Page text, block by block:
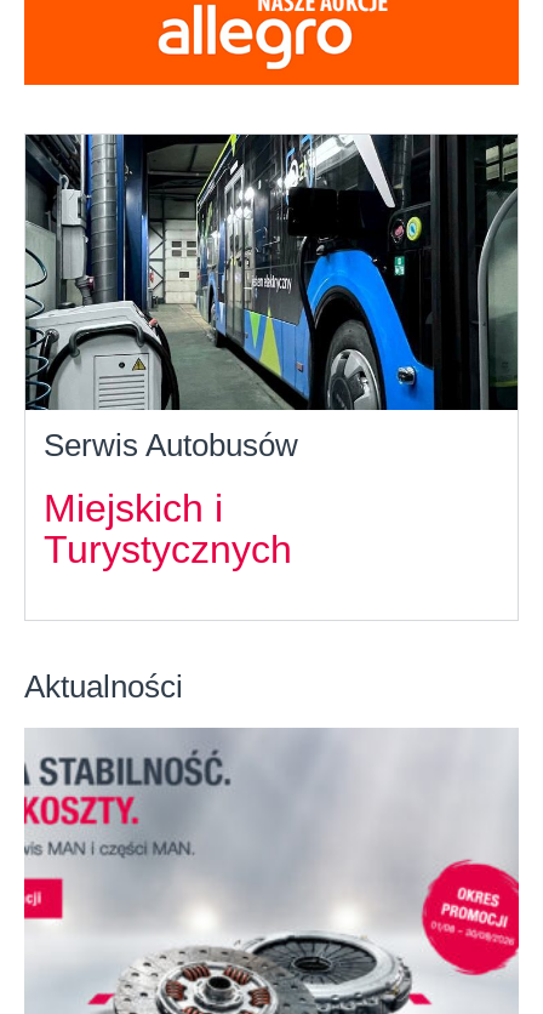
Serwis Autobusów
Miejskich i
Turystycznych
Aktualności